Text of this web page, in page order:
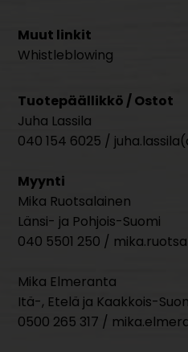
Muut linkit
Whistleblowing
Tuotepäällikkö / Ostot
Juha Lassila
040 154 6025 /
Myynti
Mika Ruotsalainen
Länsi- ja Pohjois-Suomi
040 5501 250 /
Mika Elmeranta
Itä-, Etelä ja Kaakkois-
0500 265 317 /